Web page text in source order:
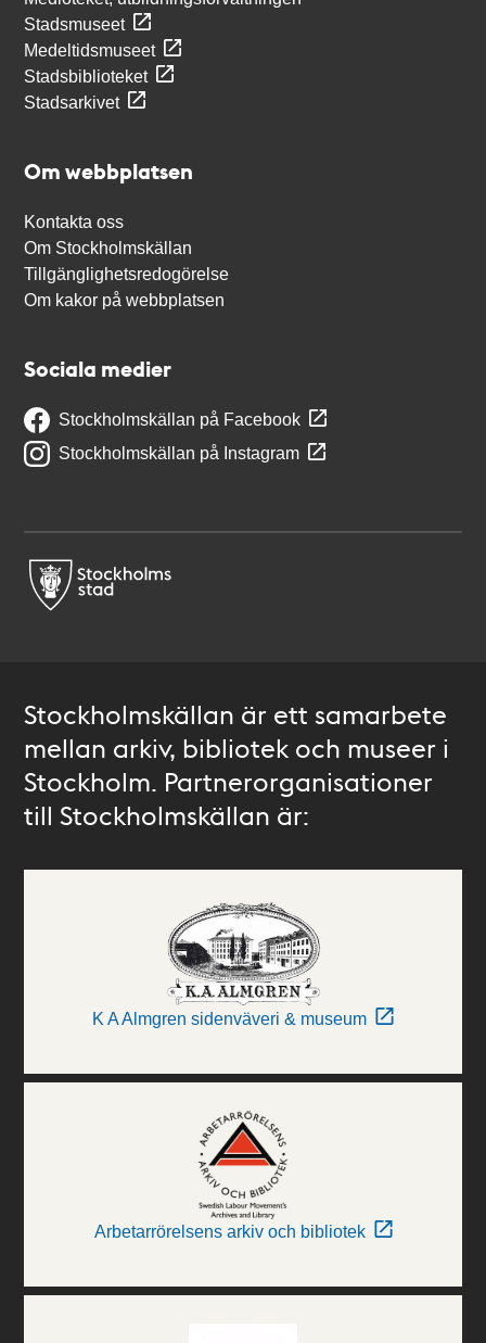
Stadsmuseet
Medeltidsmuseet
Stadsbiblioteket
Stadsarkivet
Om webbplatsen
Kontakta oss
Om Stockholmskällan
Tillgänglighetsredogörelse
Om kakor på webbplatsen
Sociala medier
Stockholmskällan på Facebook
Stockholmskällan på Instagram
Stockholmskällan är ett samarbete
mellan arkiv, bibliotek och museer i
Stockholm. Partnerorganisationer
till Stockholmskällan är:
K A Almgren sidenväveri & museum
Arbetarrörelsens arkiv och bibliotek